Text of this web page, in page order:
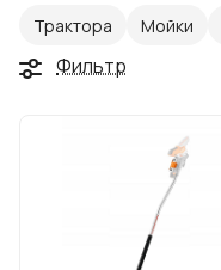
Трактора Мойки
Фильтр